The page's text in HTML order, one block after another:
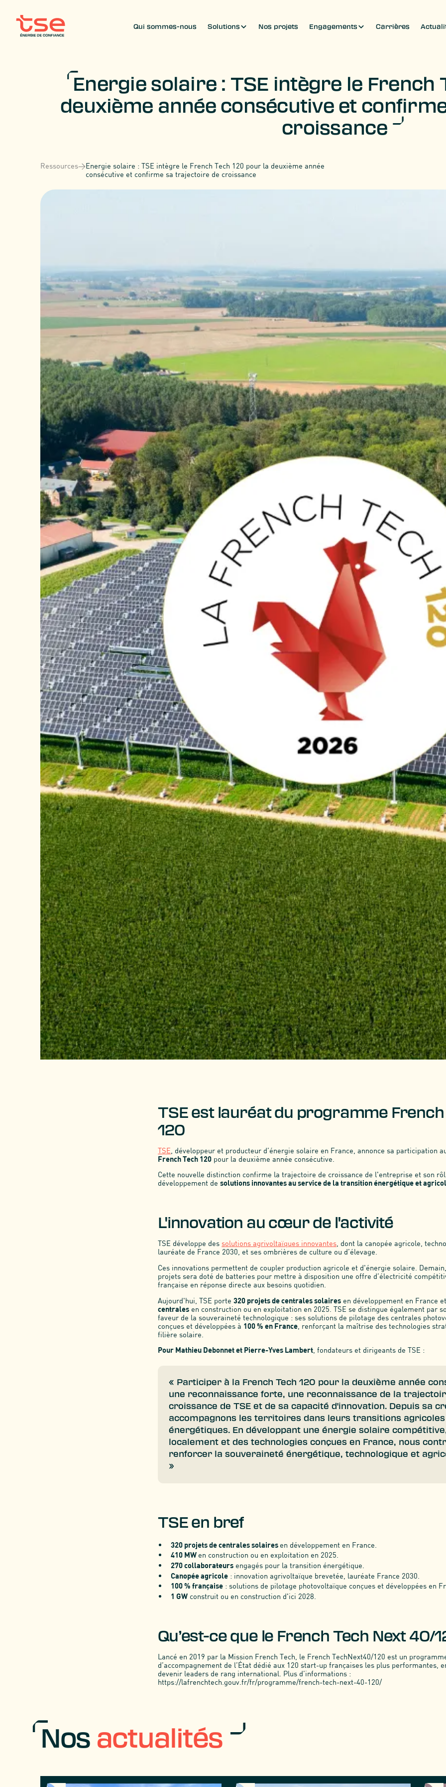
Qui sommes-nous Solutions Nos projets Engagements Carrières
Energie solaire : TSE intègre le French
deuxième année consécutive et
croissance
Ressources>Energie solaire : TSE intègre le French Tech 120 pour la deuxième année
consécutive et confirme sa trajectoire de croissance
TSE est lauréat du programme French
120
TSE , développeur et producteur d’énergie solaire en France, annonce sa participation
French Tech 120 pour la deuxième année consécutive.
Cette nouvelle distinction confirme la trajectoire de croissance de l'entreprise et son
développement desolutions innovantes au service de la transition énergétique et
L'innovation au cœur de l'activité
TSE développe des solutions agrivoltaïques innovantes , dont la canopée agricole,
lauréate de France 2030, et ses ombrières de culture ou d’élevage.
Ces innovations permettent de coupler production agricole et d'énergie solaire.
projets sera doté de batteries pour mettre à disposition une offre d’électricité
française en réponse directe aux besoins quotidien.
Aujourd'hui, TSE porte320 projets de centrales solaires en développement en France
centrales en construction ou en exploitation en 2025. TSE se distingue également par
faveur de la souveraineté technologique : ses solutions de pilotage des centrales
conçues et développées à 100 % en France , renforçant la maîtrise des technologies
filière solaire.
Pour Mathieu Debonnet et Pierre-Yves Lambert , fondateurs et dirigeants de TSE :
« Participer à la French Tech 120 pour la deuxième année
une reconnaissance forte, une reconnaissance de la
croissance de TSE et de sa capacité d'innovation. Depuis sa
accompagnons les territoires dans leurs transitions
énergétiques. En développant une énergie solaire
localement et des technologies conçues en France, nous
renforcer la souveraineté énergétique, technologique et
»
TSE en bref
320 projets de centrales solaires en développement en France.
410 MW en construction ou en exploitation en 2025.
270 collaborateurs engagés pour la transition énergétique.
Canopée agricole : innovation agrivoltaïque brevetée, lauréate France 2030.
100 % française : solutions de pilotage photovoltaïque conçues et développées en
1 GW construit ou en construction d'ici 2028.
Qu’est-ce que le French Tech Next 40/
Lancé en 2019 par la Mission French Tech, le French TechNext40/120 est un
d’accompagnement de l’État dédié aux 120 start-up françaises les plus performantes,
devenir leaders de rang international. Plus d’informations :
https://lafrenchtech.gouv.fr/fr/programme/french-tech-next-40-120/
Nos actualités